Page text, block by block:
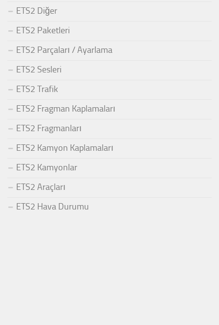
ETS2 Diğer
ETS2 Paketleri
ETS2 Parçaları / Ayarlama
ETS2 Sesleri
ETS2 Trafik
ETS2 Fragman Kaplamaları
ETS2 Fragmanları
ETS2 Kamyon Kaplamaları
ETS2 Kamyonlar
ETS2 Araçları
ETS2 Hava Durumu